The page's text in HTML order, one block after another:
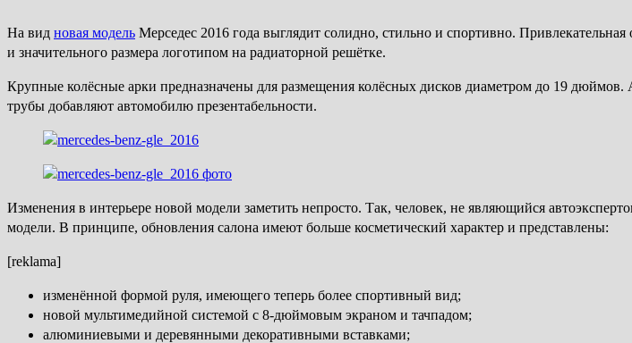
На вид новая модель Мерседес 2016 года выглядит солидно, стильно и спортивно.
и значительного размера логотипом на радиаторной решётке.
Крупные колёсные арки предназначены для размещения колёсных дисков диаметром до 19
трубы добавляют автомобилю презентабельности.
Изменения в интерьере новой модели заметить непросто. Так, человек, не являющийся
модели. В принципе, обновления салона имеют больше косметический характер и представлены:
[reklama]
изменённой формой руля, имеющего теперь более спортивный вид;
новой мультимедийной системой с 8-дюймовым экраном и тачпадом;
алюминиевыми и деревянными декоративными вставками;